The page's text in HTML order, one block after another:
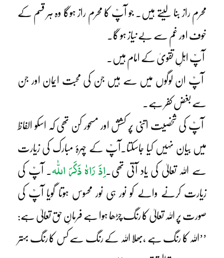
محرم راز بنا لیتے ہیں۔ جو آپؒ کا محرم راز ہوگا وہ ہر قسم کے
خوف اور غم سے بے نیاز ہو گا۔
آپؒ اہلِ تقویٰ کے امام ہیں۔
آپؒ ان لوگوں میں سے ہیں جن کی محبت ایمان اور جن
سے بغض کفر ہے۔
آپؒ کی شخصیت اتنی پُر کشش اور مسحور کن تھی کہ اسکو الفاظ
میں بیان نہیں کیا جاسکتا۔آپؒ کے چہرۂ مبارک کی زیارت
سے اللہ تعالیٰ کی یاد آتی تھی۔ اِذَ رَاہٰ ذَکَرَ اللّٰہ۔ آپؒ کی
زیارت کرنے والے کو نور ہی نور محسوس ہوتا گویا آپؒ کی
صورت پر اللہ تعالیٰ کا رنگ چڑھا ہوا ہے فرمانِ حق تعالیٰ ہے:
’’اللہ کا رنگ ہے ،بھلا اللہ کے رنگ سے کس کا رنگ بہتر